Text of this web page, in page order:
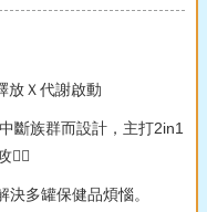
放Ｘ代謝啟動
斷族群而設計，主打2in1
❤️‍🔥
多罐保健品煩惱。